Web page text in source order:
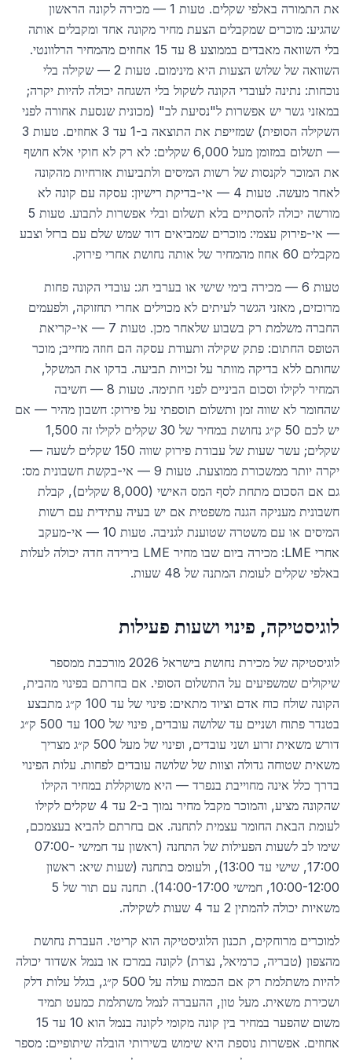
את התמורה באלפי שקלים. טעות 1 — מכירה לקונה הראשון
שהגיע: מוכרים שמקבלים הצעת מחיר מקונה אחד ומקבלים אותה
בלי השוואה מאבדים בממוצע 8 עד 15 אחוזים מהמחיר הרלוונטי.
השוואה של שלוש הצעות היא מינימום. טעות 2 — שקילה בלי
נוכחות: נתינה לעובדי הקונה לשקול בלי השגחה יכולה להיות יקרה;
במאזני גשר יש אפשרות ל"נסיעת לב" (מכונית שנסעת אחורה לפני
השקילה הסופית) שמזייפת את התוצאה ב-1 עד 3 אחוזים. טעות 3
— תשלום במזומן מעל 6,000 שקלים: לא רק לא חוקי אלא חושף
את המוכר לקנסות של רשות המיסים ולתביעות אזרחיות מהקונה
לאחר מעשה. טעות 4 — אי-בדיקת רישיון: עסקה עם קונה לא
מורשה יכולה להסתיים בלא תשלום ובלי אפשרות לתבוע. טעות 5
— אי-פירוק עצמי: מוכרים שמביאים דוד שמש שלם עם ברזל וצבע
מקבלים 60 אחוז מהמחיר של אותה נחושת אחרי פירוק.
טעות 6 — מכירה בימי שישי או בערבי חג: עובדי הקונה פחות
מרוכזים, מאזני הגשר לעיתים לא מכוילים אחרי תחזוקה, ולפעמים
החברה משלמת רק בשבוע שלאחר מכן. טעות 7 — אי-קריאת
הטופס החתום: פתק שקילה ותעודת עסקה הם חוזה מחייב; מוכר
שחותם ללא בדיקה מוותר על זכויות תביעה. בדקו את המשקל,
המחיר לקילו וסכום הביניים לפני חתימה. טעות 8 — חשיבה
שהחומר לא שווה זמן ותשלום תוספתי על פירוק: חשבון מהיר — אם
יש לכם 50 ק״ג נחושת במחיר של 30 שקלים לקילו זה 1,500
שקלים; עשר שעות של עבודת פירוק שווה 150 שקלים לשעה —
יקרה יותר ממשכורת ממוצעת. טעות 9 — אי-בקשת חשבונית מס:
גם אם הסכום מתחת לסף המס האישי (8,000 שקלים), קבלת
חשבונית מעניקה הגנה משפטית אם יש בעיה עתידית עם רשות
המיסים או עם משטרה שטוענת לגניבה. טעות 10 — אי-מעקב
אחרי LME: מכירה ביום שבו מחיר LME בירידה חדה יכולה לעלות
באלפי שקלים לעומת המתנה של 48 שעות.
לוגיסטיקה, פינוי ושעות פעילות
לוגיסטיקה של מכירת נחושת בישראל 2026 מורכבת ממספר
שיקולים שמשפיעים על התשלום הסופי. אם בחרתם בפינוי מהבית,
הקונה שולח כוח אדם וציוד מתאים: פינוי של עד 100 ק״ג מתבצע
בטנדר פתוח ושניים עד שלושה עובדים, פינוי של 100 עד 500 ק״ג
דורש משאית זרוע ושני עובדים, ופינוי של מעל 500 ק״ג מצריך
משאית שטוחה גדולה וצוות של שלושה עובדים לפחות. עלות הפינוי
בדרך כלל אינה מחוייבת בנפרד — היא משוקללת במחיר הקילו
שהקונה מציע, והמוכר מקבל מחיר נמוך ב-2 עד 4 שקלים לקילו
לעומת הבאת החומר עצמית לתחנה. אם בחרתם להביא בעצמכם,
שימו לב לשעות הפעילות של התחנה (ראשון עד חמישי 07:00-
17:00, שישי עד 13:00), ולעומס בתחנה (שעות שיא: ראשון
10:00-12:00, חמישי 14:00-17:00). תחנה עם תור של 5
משאיות יכולה להמתין 2 עד 4 שעות לשקילה.
למוכרים מרוחקים, תכנון הלוגיסטיקה הוא קריטי. העברת נחושת
מהצפון (טבריה, כרמיאל, נצרת) לקונה במרכז או בנמל אשדוד יכולה
להיות משתלמת רק אם הכמות עולה על 500 ק״ג, בגלל עלות דלק
ושכירת משאית. מעל טון, ההעברה לנמל משתלמת כמעט תמיד
משום שהפער במחיר בין קונה מקומי לקונה בנמל הוא 10 עד 15
אחוזים. אפשרות נוספת היא שימוש בשירותי הובלה שיתופיים: מספר